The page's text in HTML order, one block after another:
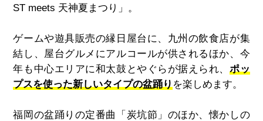
ST meets 天神夏まつり」。
ゲームや遊具販売の縁日屋台に、九州の飲食店が集
結し、屋台グルメにアルコールが供されるほか、今
年も中心エリアに和太鼓とやぐらが据えられ、ポッ
プスを使った新しいタイプの盆踊り を楽しめます。
福岡の盆踊りの定番曲「炭坑節」のほか、懐かしの